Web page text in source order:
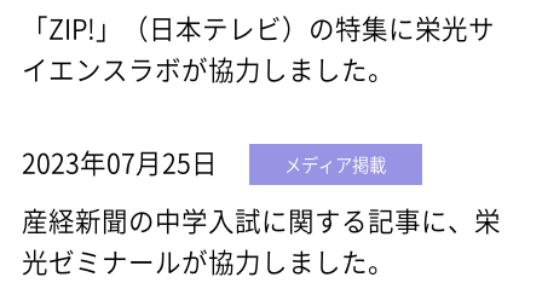
「ZIP!」（日本テレビ）の特集に栄光サ
イエンスラボが協力しました。
2023年07月25日 メディア掲載
産経新聞の中学入試に関する記事に、栄
光ゼミナールが協力しました。